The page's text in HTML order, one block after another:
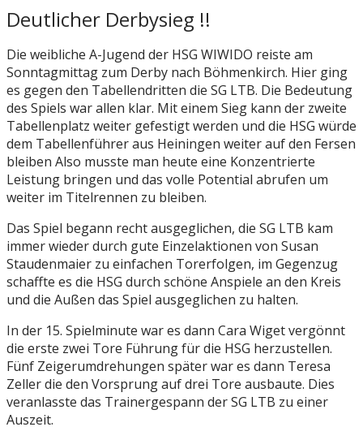
Deutlicher Derbysieg !!
Die weibliche A-Jugend der HSG WIWIDO reiste am
Sonntagmittag zum Derby nach Böhmenkirch. Hier ging
es gegen den Tabellendritten die SG LTB. Die Bedeutung
des Spiels war allen klar. Mit einem Sieg kann der zweite
Tabellenplatz weiter gefestigt werden und die HSG würde
dem Tabellenführer aus Heiningen weiter auf den Fersen
bleiben Also musste man heute eine Konzentrierte
Leistung bringen und das volle Potential abrufen um
weiter im Titelrennen zu bleiben.
Das Spiel begann recht ausgeglichen, die SG LTB kam
immer wieder durch gute Einzelaktionen von Susan
Staudenmaier zu einfachen Torerfolgen, im Gegenzug
schaffte es die HSG durch schöne Anspiele an den Kreis
und die Außen das Spiel ausgeglichen zu halten.
In der 15. Spielminute war es dann Cara Wiget vergönnt
die erste zwei Tore Führung für die HSG herzustellen.
Fünf Zeigerumdrehungen später war es dann Teresa
Zeller die den Vorsprung auf drei Tore ausbaute. Dies
veranlasste das Trainergespann der SG LTB zu einer
Auszeit.